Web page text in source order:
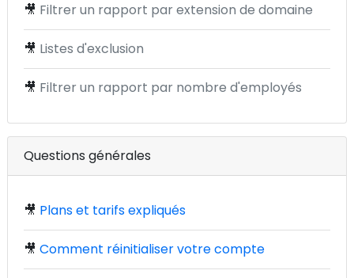
🎥 Filtrer un rapport par extension de domaine
🎥 Listes d'exclusion
🎥 Filtrer un rapport par nombre d'employés
Questions générales
🎥 Plans et tarifs expliqués
🎥 Comment réinitialiser votre compte